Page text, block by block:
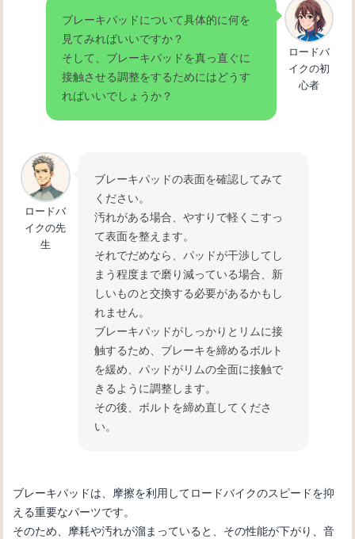
ブレーキパッドについて具体的に何を
見てみればいいですか？
そして、ブレーキパッドを真っ直ぐに
接触させる調整をするためにはどうす
ればいいでしょうか？
ロードバ
イクの初
心者
ロードバ
イクの先
生
ブレーキパッドの表面を確認してみて
ください。
汚れがある場合、やすりで軽くこすっ
て表面を整えます。
それでだめなら、パッドが干渉してし
まう程度まで磨り減っている場合、新
しいものと交換する必要があるかもし
れません。
ブレーキパッドがしっかりとリムに接
触するため、ブレーキを締めるボルト
を緩め、パッドがリムの全面に接触で
きるように調整します。
その後、ボルトを締め直してくださ
い。
ブレーキパッドは、摩擦を利用してロードバイクのスピードを抑
える重要なパーツです。
そのため、摩耗や汚れが溜まっていると、その性能が下がり、音